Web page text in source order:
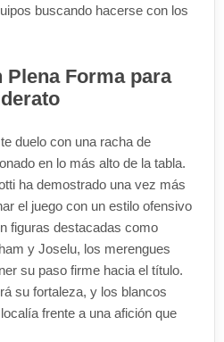
buscando hacerse con los
Plena Forma para
duelo con una racha de
en lo más alto de la tabla.
ha demostrado una vez más
el juego con un estilo ofensivo
figuras destacadas como
y Joselu, los merengues
su paso firme hacia el título.
su fortaleza, y los blancos
frente a una afición que